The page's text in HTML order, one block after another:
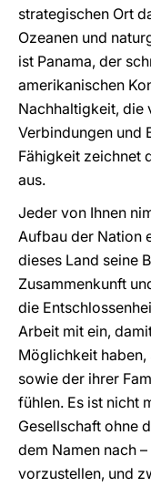
strategischen Ort
Ozeanen und
ist Panama, der
amerikanischen
Nachhaltigkeit, die
Verbindungen und
Fähigkeit zeichnet
aus.
Jeder von Ihnen
Aufbau der Nation
dieses Land seine
Zusammenkunft
die
Arbeit mit ein,
Möglichkeit haben,
sowie der ihrer
fühlen. Es ist nicht
Gesellschaft ohne
dem Namen nach
vorzustellen, und